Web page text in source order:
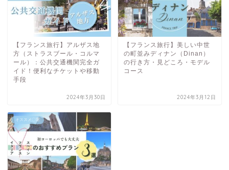
【フランス旅行】アルザス地
方（ストラスブール・コルマ
ール）：公共交通機関完全ガ
イド！便利なチケットや移動
手段
2024年3月30日
【フランス旅行】美しい中世
の町並みディナン（Dinan）
の行き方・見どころ・モデル
コース
2024年3月12日
オススメ〇選